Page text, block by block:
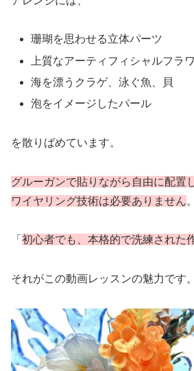
珊瑚を思わせる立体パーツ
上質なアーティフィシャルフラ
海を漂うクラゲ、泳ぐ魚、貝
泡をイメージしたパール
を散りばめています。
グルーガンで貼りながら自由に配置
ワイヤリング技術は必要ありません。
「 初心者でも、本格的で洗練された
それがこの動画レッスンの魅力です。